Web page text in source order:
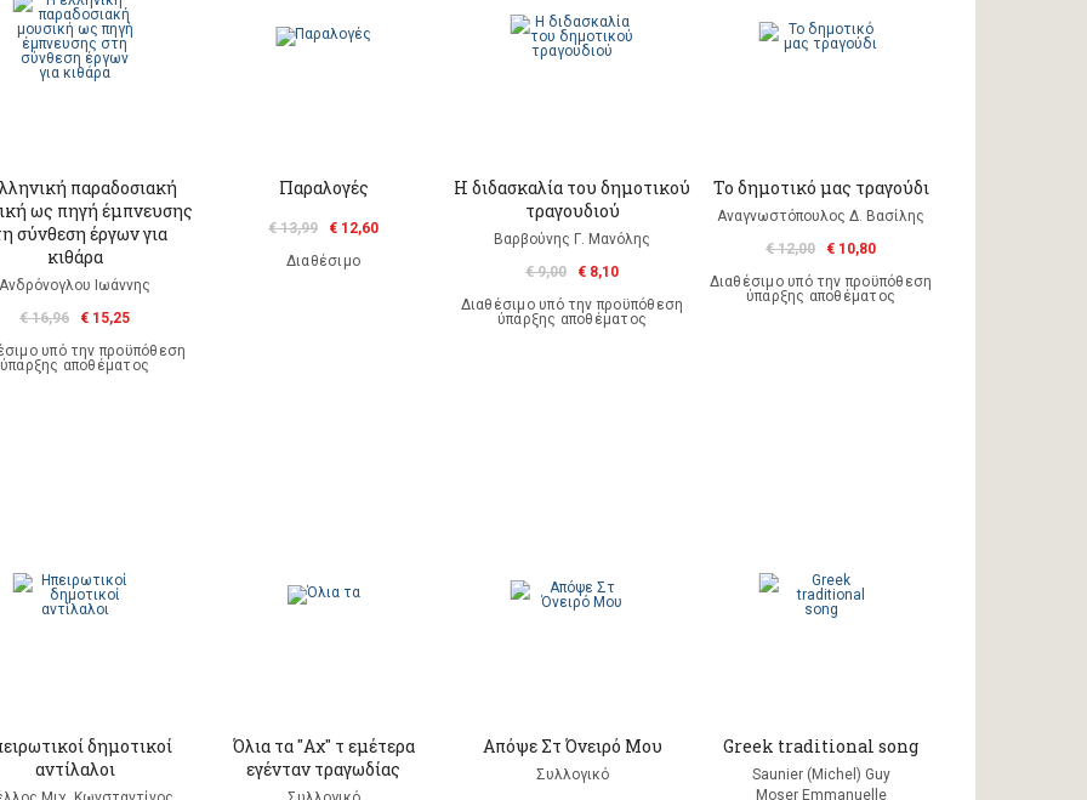
παραδοσιακή
ως πηγή έμπνευσης
σύνθεση έργων για
κιθάρα
Ανδρόνογλου Ιωάννης
€ 16,96
€ 15,25
υπό την προϋπόθεση
ύπαρξης αποθέματος
Παραλογές
€ 13,99
€ 12,60
Διαθέσιμο
Η διδασκαλία του δημοτικού
τραγουδιού
Βαρβούνης Γ. Μανόλης
€ 9,00
€ 8,10
Διαθέσιμο υπό την προϋπόθεση
ύπαρξης αποθέματος
Το δημοτικό μας τραγούδι
Αναγνωστόπουλος Δ. Βασίλης
€ 12,00
€ 10,80
Διαθέσιμο υπό την προϋπόθεση
ύπαρξης αποθέματος
δημοτικοί
αντίλαλοι
Όλια τα "Αχ" τ εμέτερα
εγένταν τραγωδίας
Απόψε Στ Όνειρό Μου
Συλλογικό
Greek traditional song
Saunier (Michel) Guy
Moser Emmanuelle